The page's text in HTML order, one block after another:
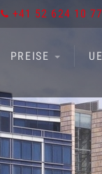
+41 52 624 10 77
PREISE